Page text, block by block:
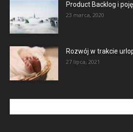
Product Backlog i
23 marca, 2020
Rozwój w trakcie
27 lipca, 2021